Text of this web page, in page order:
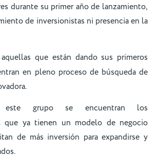
durante su primer año de lanzamiento,
de inversionistas ni presencia en la
que están dando sus primeros
en pleno proceso de búsqueda de
grupo se encuentran los
que ya tienen un modelo de negocio
de más inversión para expandirse y